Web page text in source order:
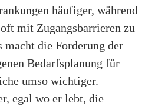
häufiger, während
mit Zugangsbarrieren zu
macht die Forderung der
Bedarfsplanung für
umso wichtiger.
egal wo er lebt, die